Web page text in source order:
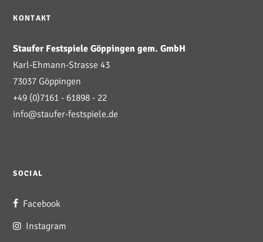
KONTAKT
Staufer Festspiele Göppingen gem. GmbH
Karl-Ehmann-Strasse 43
73037 Göppingen
+49 (0)7161 - 61898 - 22
info@staufer-festspiele.de
SOCIAL
Facebook
Instagram